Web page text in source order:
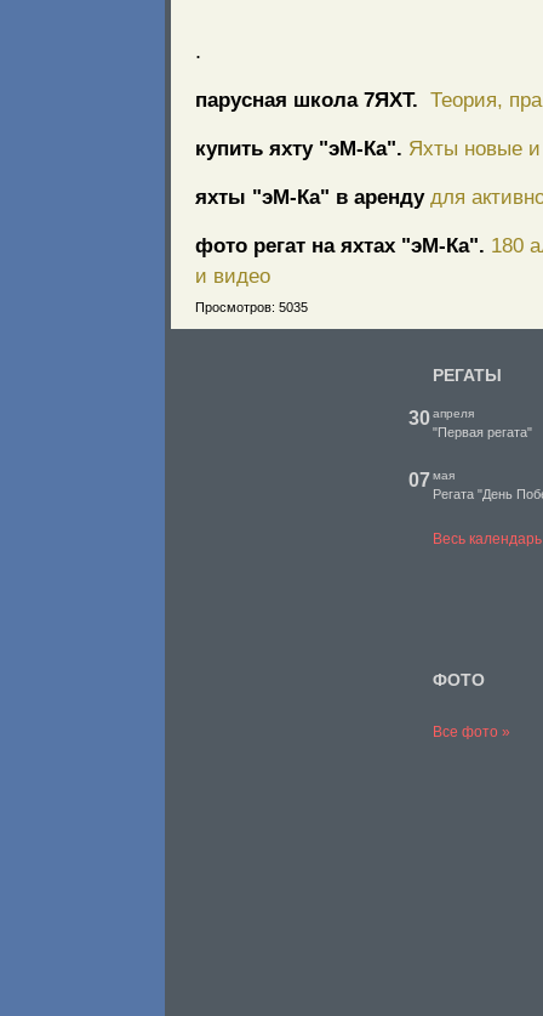
.
парусная школа 7ЯХТ. Теория,
купить яхту "эМ-Ка". Яхты новые и
яхты "эМ-Ка" в аренду для
фото регат на яхтах "эМ-Ка". 180
и видео
Просмотров: 5035
РЕГАТЫ
30апреля
"Первая регата"
07мая
Регата "День
Весь
ФОТО
Все фото »